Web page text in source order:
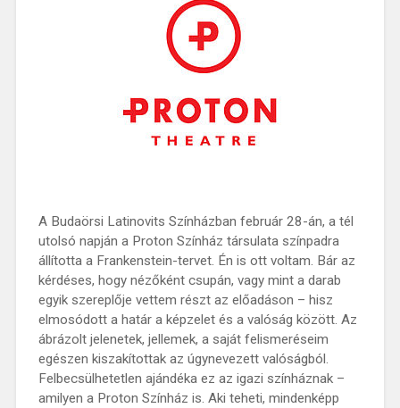
A Budaörsi Latinovits Színházban február 28-án, a tél
utolsó napján a Proton Színház társulata színpadra
állította a Frankenstein-tervet. Én is ott voltam. Bár az
kérdéses, hogy nézőként csupán, vagy mint a darab
egyik szereplője vettem részt az előadáson – hisz
elmosódott a határ a képzelet és a valóság között. Az
ábrázolt jelenetek, jellemek, a saját felismeréseim
egészen kiszakítottak az úgynevezett valóságból.
Felbecsülhetetlen ajándéka ez az igazi színháznak –
amilyen a Proton Színház is. Aki teheti, mindenképp